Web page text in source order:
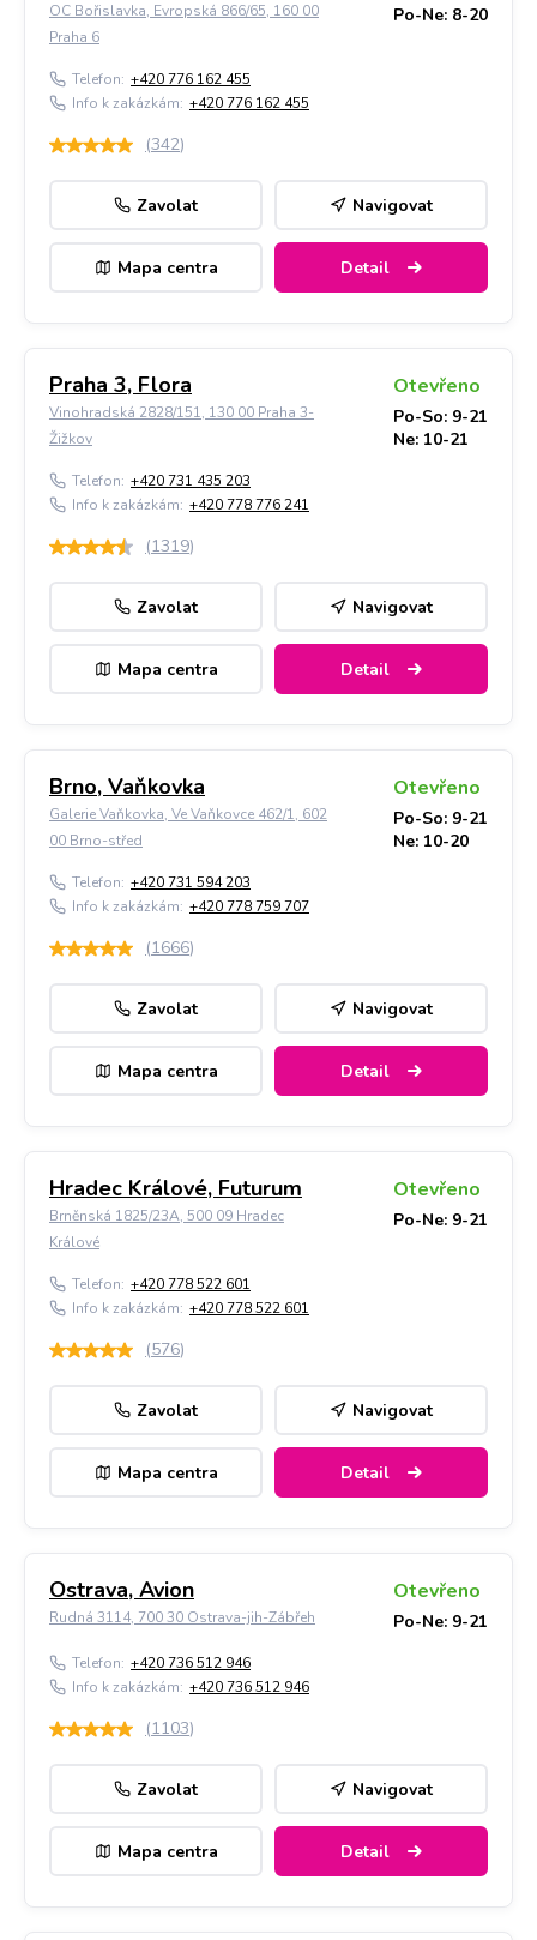
OC Bořislavka, Evropská 866/65, 160 00
Praha 6
Po-Ne: 8-20
Telefon: +420 776 162 455
Info k zakázkám: +420 776 162 455
(342)
Zavolat Navigovat
Mapa centra Detail
Praha 3, Flora
Vinohradská 2828/151, 130 00 Praha 3-
Žižkov
Otevřeno
Po-So: 9-21
Ne: 10-21
Telefon: +420 731 435 203
Info k zakázkám: +420 778 776 241
(1319)
Zavolat Navigovat
Mapa centra Detail
Brno, Vaňkovka
Galerie Vaňkovka, Ve Vaňkovce 462/1, 602
00 Brno-střed
Otevřeno
Po-So: 9-21
Ne: 10-20
Telefon: +420 731 594 203
Info k zakázkám: +420 778 759 707
(1666)
Zavolat Navigovat
Mapa centra Detail
Hradec Králové, Futurum
Brněnská 1825/23A, 500 09 Hradec
Králové
Otevřeno
Po-Ne: 9-21
Telefon: +420 778 522 601
Info k zakázkám: +420 778 522 601
(576)
Zavolat Navigovat
Mapa centra Detail
Ostrava, Avion
Rudná 3114, 700 30 Ostrava-jih-Zábřeh
Otevřeno
Po-Ne: 9-21
Telefon: +420 736 512 946
Info k zakázkám: +420 736 512 946
(1103)
Zavolat Navigovat
Mapa centra Detail